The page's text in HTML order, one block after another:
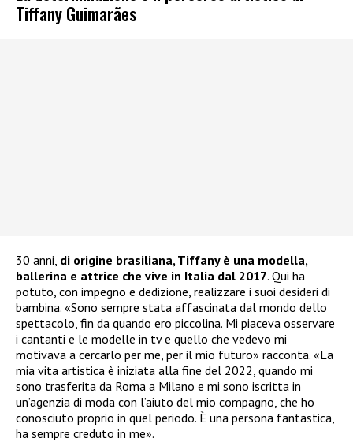
Tiffany Guimarães
30 anni, di origine brasiliana, Tiffany è una modella,
ballerina e attrice che vive in Italia dal 2017. Qui ha
potuto, con impegno e dedizione, realizzare i suoi desideri di
bambina. «Sono sempre stata affascinata dal mondo dello
spettacolo, fin da quando ero piccolina. Mi piaceva osservare
i cantanti e le modelle in tv e quello che vedevo mi
motivava a cercarlo per me, per il mio futuro» racconta. «La
mia vita artistica è iniziata alla fine del 2022, quando mi
sono trasferita da Roma a Milano e mi sono iscritta in
un’agenzia di moda con l’aiuto del mio compagno, che ho
conosciuto proprio in quel periodo. È una persona fantastica,
ha sempre creduto in me».